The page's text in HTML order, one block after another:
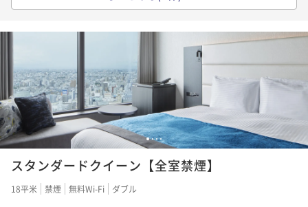
付＞
朝食付き 事前決済可
IN 15:00 - 26:00 OUT11:00
ポイント即利用で
2名 ¥ 23,370 ~
―洗練された寛ぎと癒し―名古屋プレミアステイを愉
しむReluxプラン～朝食付～
朝食付き 事前決済可
IN 15:00 - 26:00 OUT11:00
ポイント即利用で
ポイント即利用で
¥18,200~
¥ 17,290 ~
―洗練された寛ぎと癒し―名古屋プレミアステイを愉
しむReluxプラン～素泊り～
1234
スタンダードクイーン【全室禁煙】
18平米 禁煙 無料Wi-Fi ダブル